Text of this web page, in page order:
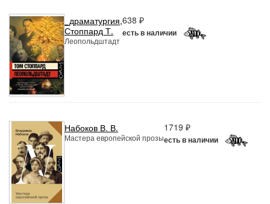
_драматургия,
Стоппард Т.
Леопольдштадт
638 ₽
есть в наличии
Набоков В. В.
Мастера европейской прозы
1719 ₽
есть в наличии